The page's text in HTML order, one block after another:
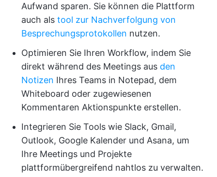
Aufwand sparen. Sie können die Plattform
auch als tool zur Nachverfolgung von
Besprechungsprotokollen nutzen.
Optimieren Sie Ihren Workflow, indem Sie
direkt während des Meetings aus den
Notizen Ihres Teams in Notepad, dem
Whiteboard oder zugewiesenen
Kommentaren Aktionspunkte erstellen.
Integrieren Sie Tools wie Slack, Gmail,
Outlook, Google Kalender und Asana, um
Ihre Meetings und Projekte
plattformübergreifend nahtlos zu verwalten.